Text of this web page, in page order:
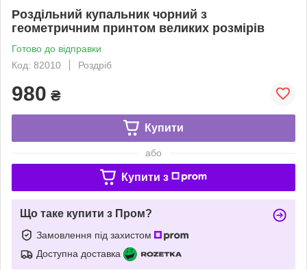
Роздільний купальник чорний з
геометричним принтом великих розмірів
Готово до відправки
Код: 82010
Роздріб
980 ₴
Купити
або
Купити з
Що таке купити з Пром?
Замовлення під захистом
Доступна доставка